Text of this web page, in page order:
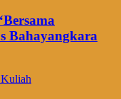
Bahayangkara